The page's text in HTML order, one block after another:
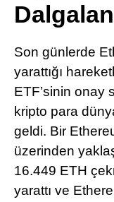
Son günlerde
yarattığı
ETF’sinin onay
kripto para
geldi. Bir
üzerinden
16.449 ETH
yarattı ve